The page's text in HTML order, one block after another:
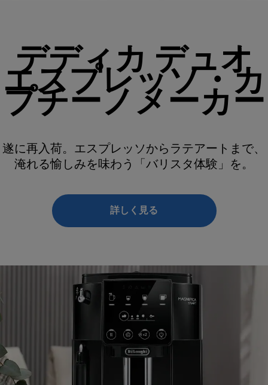
デディカ デュオ
エスプレッソ・カ
プチーノメーカー
遂に再入荷。エスプレッソからラテアートまで、
淹れる愉しみを味わう「バリスタ体験」を。
詳しく見る